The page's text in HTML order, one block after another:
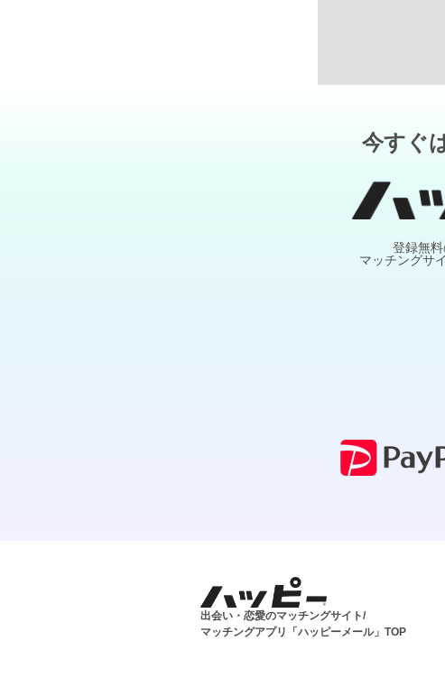
今すぐ
登録無
マッチングサ
出会い・恋愛のマッチングサイト/
マッチングアプリ「ハッピーメール」TOP